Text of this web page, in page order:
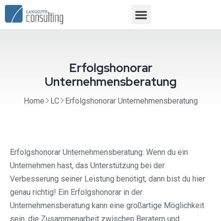
Erfolgshonorar
Unternehmensberatung
Home LC Erfolgshonorar Unternehmensberatung
Erfolgshonorar Unternehmensberatung: Wenn du ein
Unternehmen hast, das Unterstützung bei der
Verbesserung seiner Leistung benötigt, dann bist du hier
genau richtig! Ein Erfolgshonorar in der
Unternehmensberatung kann eine großartige Möglichkeit
sein, die Zusammenarbeit zwischen Beratern und